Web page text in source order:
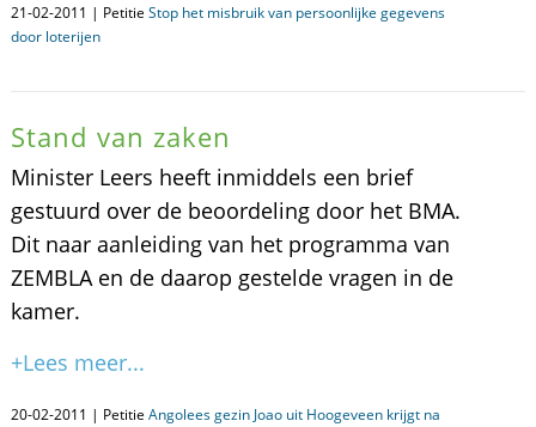
21-02-2011 | Petitie Stop het misbruik van persoonlijke gegevens
door loterijen
Stand van zaken
Minister Leers heeft inmiddels een brief
gestuurd over de beoordeling door het BMA.
Dit naar aanleiding van het programma van
ZEMBLA en de daarop gestelde vragen in de
kamer.
+Lees meer...
20-02-2011 | Petitie Angolees gezin Joao uit Hoogeveen krijgt na